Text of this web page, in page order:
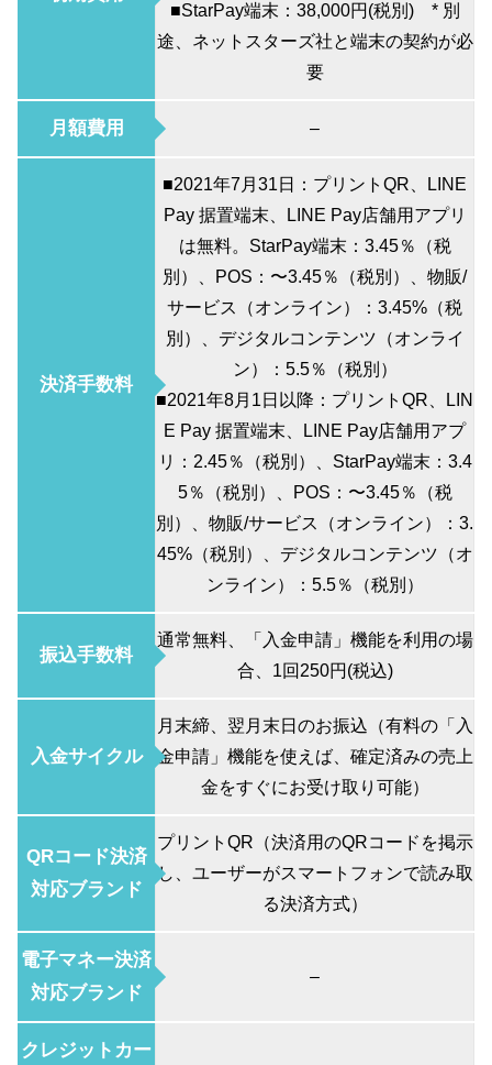
■StarPay端末：38,000円(税別) * 別
途、ネットスターズ社と端末の契約が必
要
月額費用 –
決済手数料
■2021年7月31日：プリントQR、LINE
Pay 据置端末、LINE Pay店舗用アプリ
は無料。StarPay端末：3.45％（税
別）、POS：〜3.45％（税別）、物販/
サービス（オンライン）：3.45%（税
別）、デジタルコンテンツ（オンライ
ン）：5.5％（税別）
■2021年8月1日以降：プリントQR、LIN
E Pay 据置端末、LINE Pay店舗用アプ
リ：2.45％（税別）、StarPay端末：3.4
5％（税別）、POS：〜3.45％（税
別）、物販/サービス（オンライン）：3.
45%（税別）、デジタルコンテンツ（オ
ンライン）：5.5％（税別）
振込手数料
通常無料、「入金申請」機能を利用の場
合、1回250円(税込)
入金サイクル
月末締、翌月末日のお振込（有料の「入
金申請」機能を使えば、確定済みの売上
金をすぐにお受け取り可能）
QRコード決済
対応ブランド
プリントQR（決済用のQRコードを掲示
し、ユーザーがスマートフォンで読み取
る決済方式）
電子マネー決済
対応ブランド
–
クレジットカー